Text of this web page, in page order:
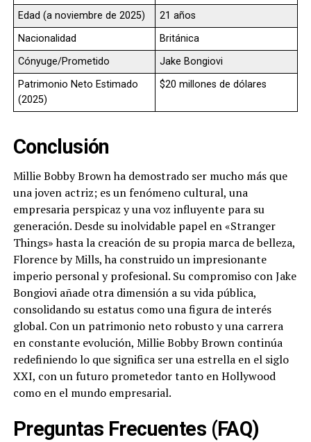
Edad (a noviembre de 2025)
21 años
Nacionalidad
Británica
Cónyuge/Prometido
Jake Bongiovi
Patrimonio Neto Estimado
(2025)
$20 millones de dólares
Conclusión
Millie Bobby Brown ha demostrado ser mucho más que
una joven actriz; es un fenómeno cultural, una
empresaria perspicaz y una voz influyente para su
generación. Desde su inolvidable papel en «Stranger
Things» hasta la creación de su propia marca de belleza,
Florence by Mills, ha construido un impresionante
imperio personal y profesional. Su compromiso con Jake
Bongiovi añade otra dimensión a su vida pública,
consolidando su estatus como una figura de interés
global. Con un patrimonio neto robusto y una carrera
en constante evolución, Millie Bobby Brown continúa
redefiniendo lo que significa ser una estrella en el siglo
XXI, con un futuro prometedor tanto en Hollywood
como en el mundo empresarial.
Preguntas Frecuentes (FAQ)